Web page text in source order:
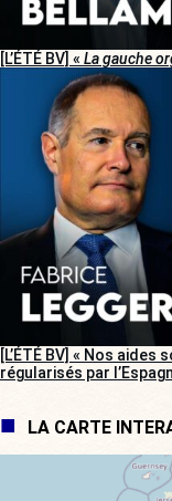
[L’ÉTÉ BV] « La gauche
[L’ÉTÉ BV] « Nos
régularisés par
LA CARTE